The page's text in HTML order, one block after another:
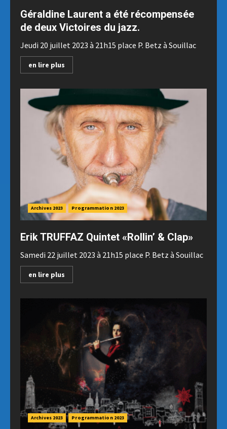
Géraldine Laurent a été récompensée
de deux Victoires du jazz.
Jeudi 20 juillet 2023 à 21h15 place P. Betz à Souillac
en lire plus
Archives 2023 Programmation 2023
Erik TRUFFAZ Quintet «Rollin’ & Clap»
Samedi 22 juillet 2023 à 21h15 place P. Betz à Souillac
en lire plus
Archives 2023 Programmation 2023